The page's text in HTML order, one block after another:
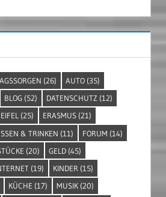
(26) AUTO (35)
BLOG (52) DATENSCHUTZ (12)
EIFEL (25) ERASMUS (21)
& TRINKEN (11) FORUM (14)
(20) GELD (45)
(19) KINDER (15)
KÜCHE (17) MUSIK (20)